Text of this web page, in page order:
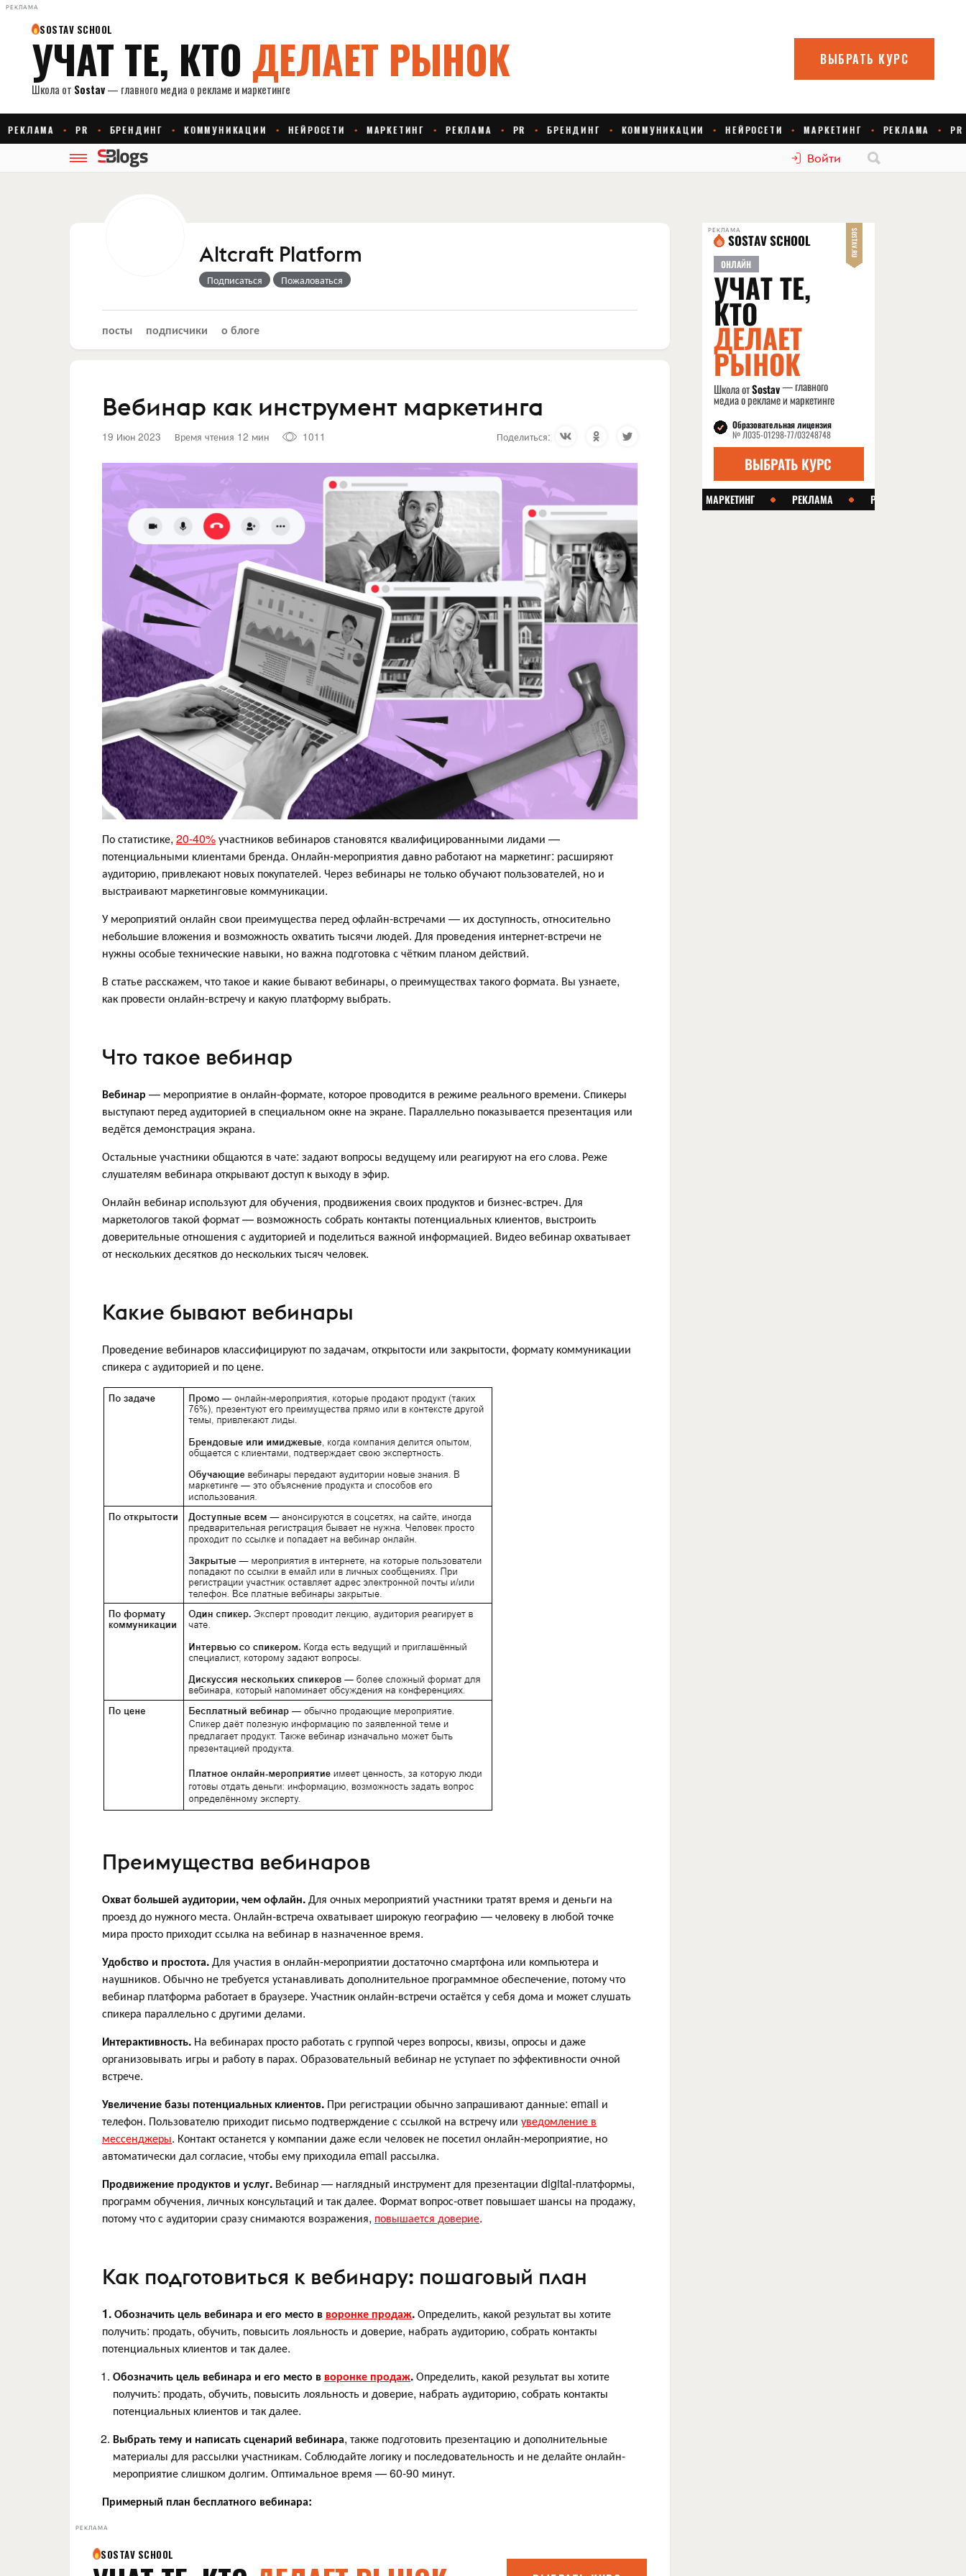
РЕКЛАМА
Войти
Altcraft Platform
Подписаться Пожаловаться
посты подписчики о блоге
Вебинар как инструмент маркетинга
19 Июн 2023 Время чтения 12 мин 1011 Поделиться:
По статистике, 20-40%участников вебинаров становятся квалифицированными лидами —
потенциальными клиентами бренда. Онлайн-мероприятия давно работают на маркетинг: расширяют
аудиторию, привлекают новых покупателей. Через вебинары не только обучают пользователей, но и
выстраивают маркетинговые коммуникации.
У мероприятий онлайн свои преимущества перед офлайн-встречами — их доступность, относительно
небольшие вложения и возможность охватить тысячи людей. Для проведения интернет-встречи не
нужны особые технические навыки, но важна подготовка с чётким планом действий.
В статье расскажем, что такое и какие бывают вебинары, о преимуществах такого формата. Вы узнаете,
как провести онлайн-встречу и какую платформу выбрать.
Что такое вебинар
Вебинар — мероприятие в онлайн-формате, которое проводится в режиме реального времени. Спикеры
выступают перед аудиторией в специальном окне на экране. Параллельно показывается презентация или
ведётся демонстрация экрана.
Остальные участники общаются в чате: задают вопросы ведущему или реагируют на его слова. Реже
слушателям вебинара открывают доступ к выходу в эфир.
Онлайн вебинар используют для обучения, продвижения своих продуктов и бизнес-встреч. Для
маркетологов такой формат — возможность собрать контакты потенциальных клиентов, выстроить
доверительные отношения с аудиторией и поделиться важной информацией. Видео вебинар охватывает
от нескольких десятков до нескольких тысяч человек.
Какие бывают вебинары
Проведение вебинаров классифицируют по задачам, открытости или закрытости, формату коммуникации
спикера с аудиторией и по цене.
Преимущества вебинаров
Охват большей аудитории, чем офлайн.Для очных мероприятий участники тратят время и деньги на
проезд до нужного места. Онлайн-встреча охватывает широкую географию — человеку в любой точке
мира просто приходит ссылка на вебинар в назначенное время.
Удобство и простота.Для участия в онлайн-мероприятии достаточно смартфона или компьютера и
наушников. Обычно не требуется устанавливать дополнительное программное обеспечение, потому что
вебинар платформа работает в браузере. Участник онлайн-встречи остаётся у себя дома и может слушать
спикера параллельно с другими делами.
Интерактивность. На вебинарах просто работать с группой через вопросы, квизы, опросы и даже
организовывать игры и работу в парах. Образовательный вебинар не уступает по эффективности очной
встрече.
Увеличение базы потенциальных клиентов. При регистрации обычно запрашивают данные: email и
телефон. Пользователю приходит письмо подтверждение с ссылкой на встречу или уведомление в
мессенджеры. Контакт останется у компании даже если человек не посетил онлайн-мероприятие, но
автоматически дал согласие, чтобы ему приходила email рассылка.
Продвижение продуктов и услуг. Вебинар — наглядный инструмент для презентации digital-платформы,
программ обучения, личных консультаций и так далее. Формат вопрос-ответ повышает шансы на продажу,
потому что с аудитории сразу снимаются возражения, повышается доверие.
Как подготовиться к вебинару: пошаговый план
1. Обозначить цель вебинара и его место в воронке продаж.Определить, какой результат вы хотите
получить: продать, обучить, повысить лояльность и доверие, набрать аудиторию, собрать контакты
потенциальных клиентов и так далее.
Обозначить цель вебинара и его место в воронке продаж.Определить, какой результат вы хотите
получить: продать, обучить, повысить лояльность и доверие, набрать аудиторию, собрать контакты
потенциальных клиентов и так далее.
Выбрать тему и написать сценарий вебинара, также подготовить презентацию и дополнительные
материалы для рассылки участникам. Соблюдайте логику и последовательность и не делайте онлайн-
мероприятие слишком долгим. Оптимальное время — 60-90 минут.
Примерный план бесплатного вебинара:
РЕКЛАМА
РЕКЛАМА